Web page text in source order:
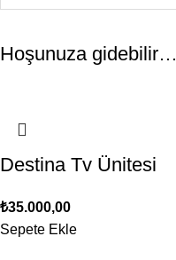
Hoşunuza gidebilir…
Destina Tv Ünitesi
₺35.000,00
Sepete Ekle